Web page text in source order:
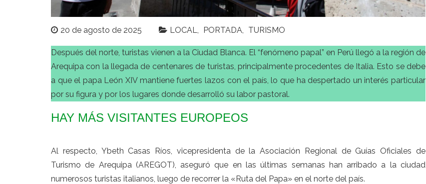
20 de agosto de 2025 LOCAL PORTADA TURISMO
Después del norte, turistas vienen a la Ciudad Blanca. El “fenómeno papal” en Perú llegó a la región de
Arequipa con la llegada de centenares de turistas, principalmente procedentes de Italia. Esto se debe
a que el papa León XIV mantiene fuertes lazos con el país, lo que ha despertado un interés particular
por su figura y por los lugares donde desarrolló su labor pastoral.
HAY MÁS VISITANTES EUROPEOS
Al respecto, Ybeth Casas Ríos, vicepresidenta de la Asociación Regional de Guías Oficiales de
Turismo de Arequipa (AREGOT), aseguró que en las últimas semanas han arribado a la ciudad
numerosos turistas italianos, luego de recorrer la «Ruta del Papa» en el norte del país.